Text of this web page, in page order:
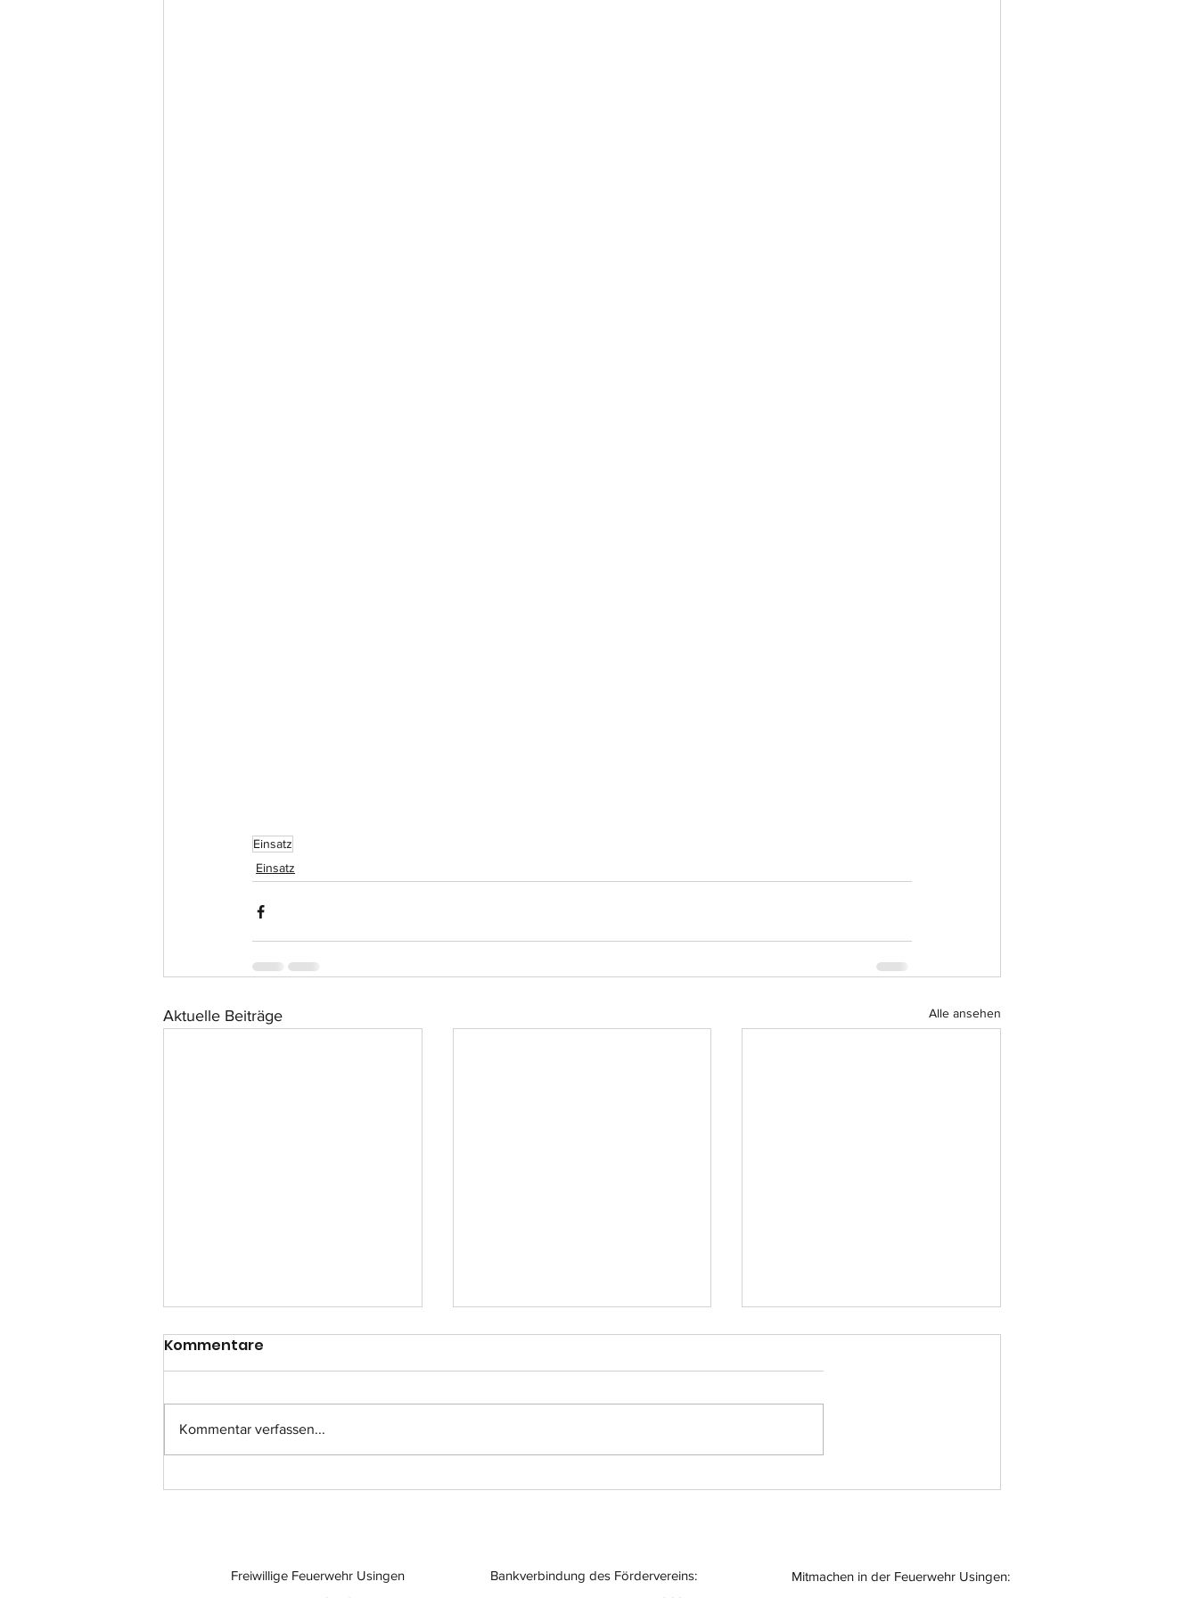
Einsatz
Einsatz
Aktuelle Beiträge Alle ansehen
Einsatz-Nr.: 057
Kommentare
Kommentar verfassen...
Bankverbindung des Fördervereins:
Freiwillige Feuerwehr Usingen
Mitmachen in der Feuerwehr Usingen: